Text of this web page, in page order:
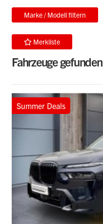
Marke / Modell filtern
Merkliste
Fahrzeuge gefunden
Summer Deals